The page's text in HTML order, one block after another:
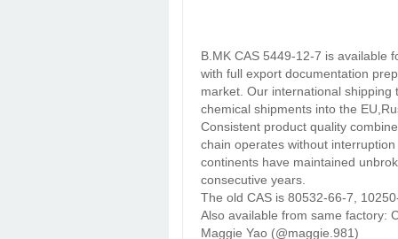
B.MK CAS 5449-12-7 is available
with full export documentation
market. Our international
chemical shipments into the
Consistent product quality
chain operates without
continents have maintained
consecutive years.
The old CAS is 80532-66-7,
Also available from same factory:
Maggie Yao (@maggie.981)